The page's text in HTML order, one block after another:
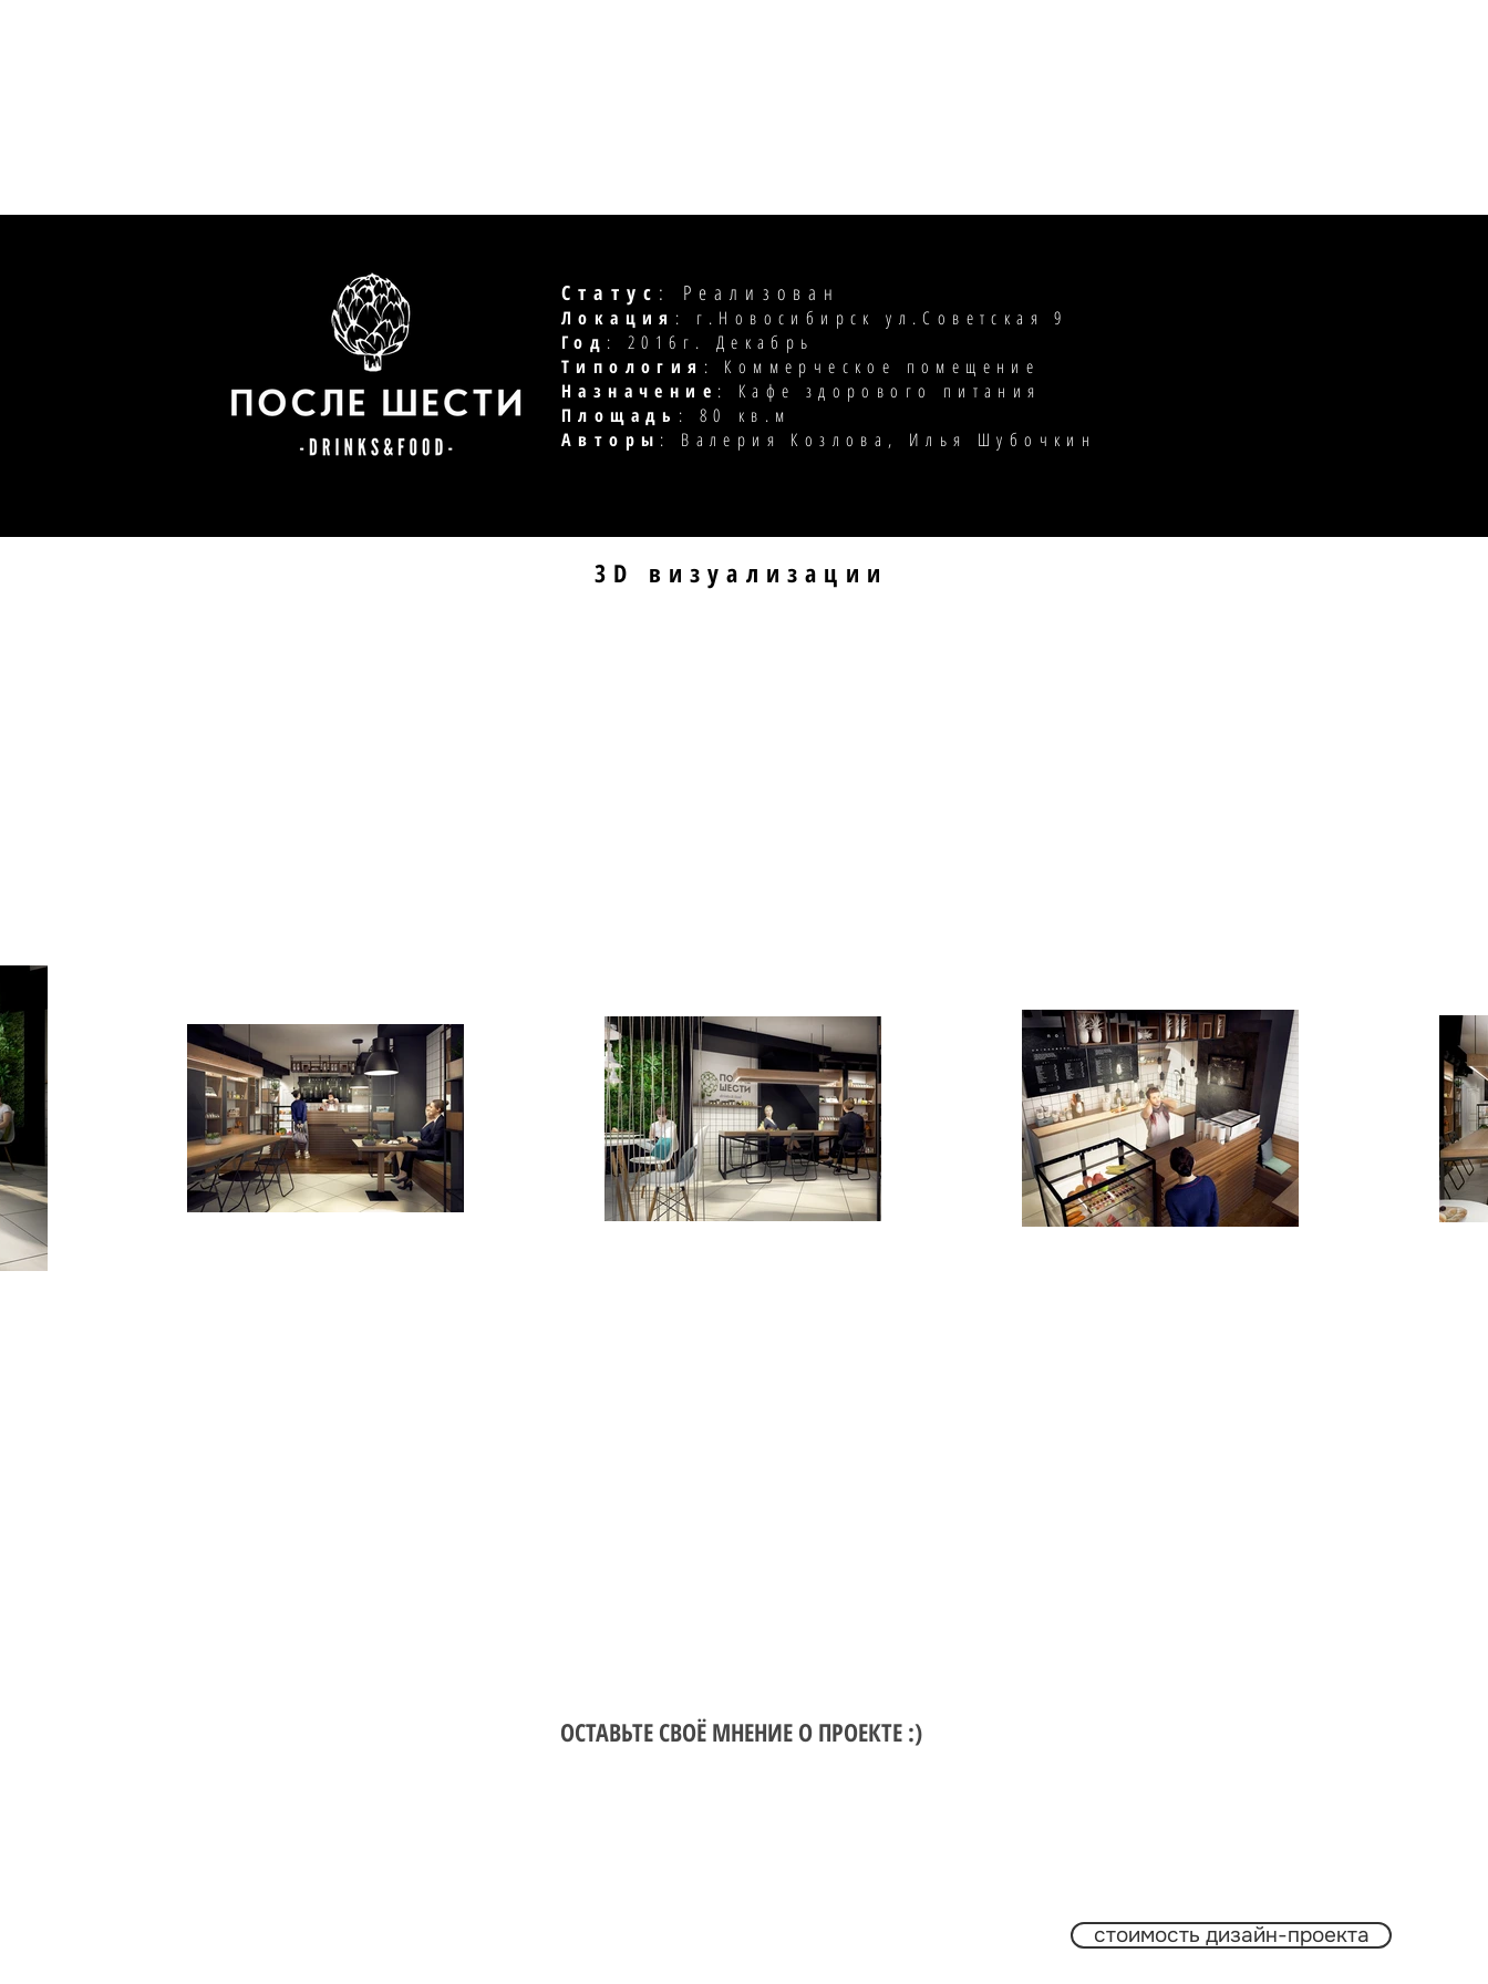
Статус : Реализован
Локация : г.Новосибирск ул.Советская 9
Год : 2016г. Декабрь
Типология : Коммерческое помещение
Назначение : Кафе здорового питания
Площадь : 80 кв.м
Авторы : Валерия Козлова, Илья Шубочкин
3D визуализации
ОСТАВЬТЕ СВОЁ МНЕНИЕ О ПРОЕКТЕ :)
стоимость дизайн-проекта